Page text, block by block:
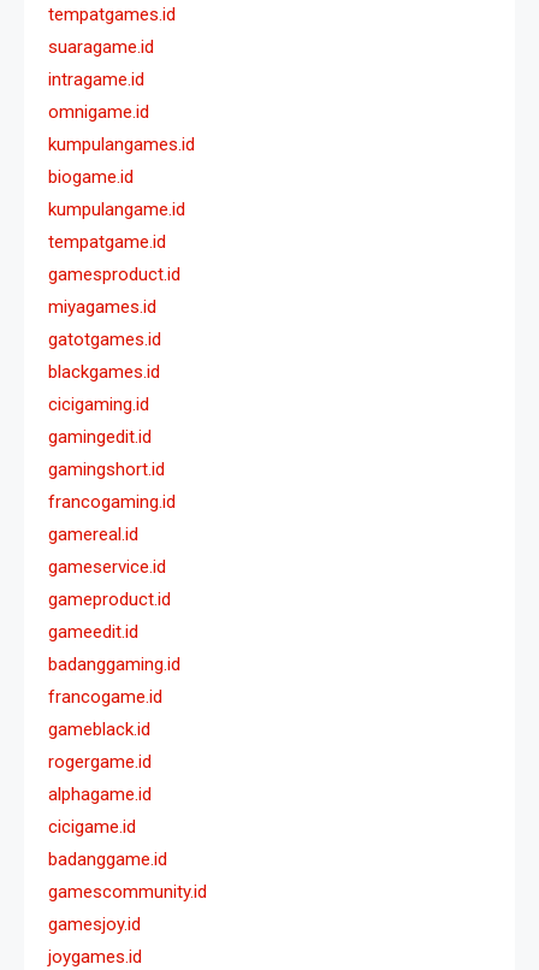
tempatgames.id
suaragame.id
intragame.id
omnigame.id
kumpulangames.id
biogame.id
kumpulangame.id
tempatgame.id
gamesproduct.id
miyagames.id
gatotgames.id
blackgames.id
cicigaming.id
gamingedit.id
gamingshort.id
francogaming.id
gamereal.id
gameservice.id
gameproduct.id
gameedit.id
badanggaming.id
francogame.id
gameblack.id
rogergame.id
alphagame.id
cicigame.id
badanggame.id
gamescommunity.id
gamesjoy.id
joygames.id